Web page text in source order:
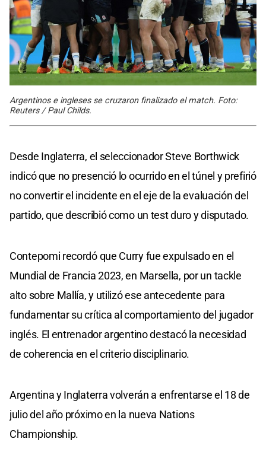
Argentinos e ingleses se cruzaron finalizado el match. Foto:
Reuters / Paul Childs.
Desde Inglaterra, el seleccionador Steve Borthwick
indicó que no presenció lo ocurrido en el túnel y prefirió
no convertir el incidente en el eje de la evaluación del
partido, que describió como un test duro y disputado.
Contepomi recordó que Curry fue expulsado en el
Mundial de Francia 2023, en Marsella, por un tackle
alto sobre Mallía, y utilizó ese antecedente para
fundamentar su crítica al comportamiento del jugador
inglés. El entrenador argentino destacó la necesidad
de coherencia en el criterio disciplinario.
Argentina y Inglaterra volverán a enfrentarse el 18 de
julio del año próximo en la nueva Nations
Championship.